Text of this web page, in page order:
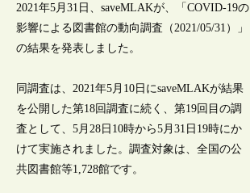
2021年5月31日、saveMLAKが、「COVID-19の
影響による図書館の動向調査（2021/05/31）」
の結果を発表しました。
同調査は、2021年5月10日にsaveMLAKが結果
を公開した第18回調査に続く、第19回目の調
査として、5月28日10時から5月31日19時にか
けて実施されました。調査対象は、全国の公
共図書館等1,728館です。